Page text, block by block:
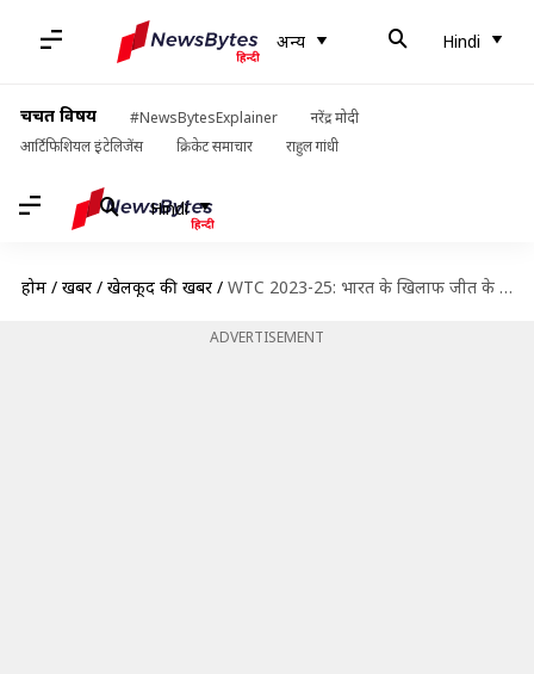
अन्य Hindi
चर्चित विषय #NewsBytesExplainer
नरेंद्र मोदी
आर्टिफिशियल इंटेलिजेंस
क्रिकेट समाचार राहुल गांधी
Hindi
होम / खबरें / खेलकूद की खबरें / WTC 2023-25: भारत के खिलाफ जीत के बाद न्यूजीलैंड को हुआ फायदा, जानिए अंक तालिका
ADVERTISEMENT